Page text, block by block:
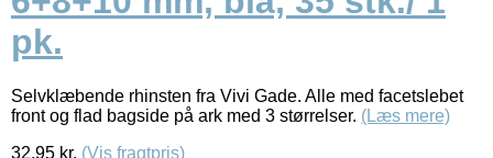
pk.
Selvklæbende rhinsten fra Vivi Gade. Alle med facetslebet
front og flad bagside på ark med 3 størrelser. (Læs mere)
32.95 kr. (Vis fragtpris)